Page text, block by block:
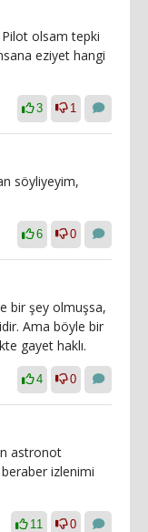
Pilot olsam tepki
eziyet hangi
3 1
söyliyeyim,
6 0
bir şey olmuşsa,
Ama böyle bir
gayet haklı.
4 0
astronot
beraber izlenimi
11 0